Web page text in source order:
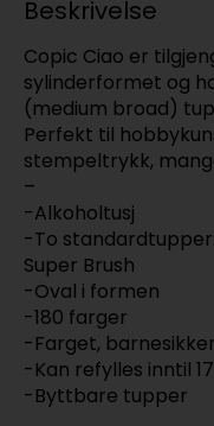
Beskrivelse
Copic Ciao er
sylinderformet og
(medium broad)
Perfekt til
stempeltrykk,
–
-Alkoholtusj
-To
Super Brush
-Oval i formen
-180 farger
-Farget,
-Kan refylles inntil
-Byttbare tupper